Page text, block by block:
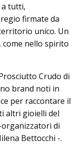
a tutti,
firmate da
unico. Un
come nello spirito
Crudo di
brand noti in
per raccontare il
altri gioielli del
di
Bettocchi -.